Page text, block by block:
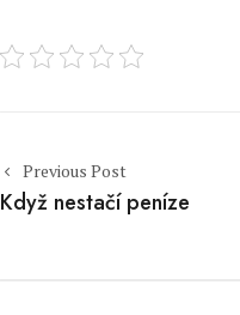
Post navigation
Previous Post
Když nestačí peníze